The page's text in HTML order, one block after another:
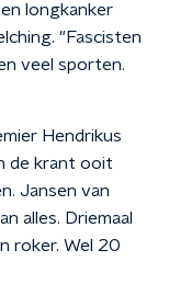
longkanker
"Fascisten
veel sporten.
Hendrikus
de krant ooit
Jansen van
alles. Driemaal
roker. Wel 20